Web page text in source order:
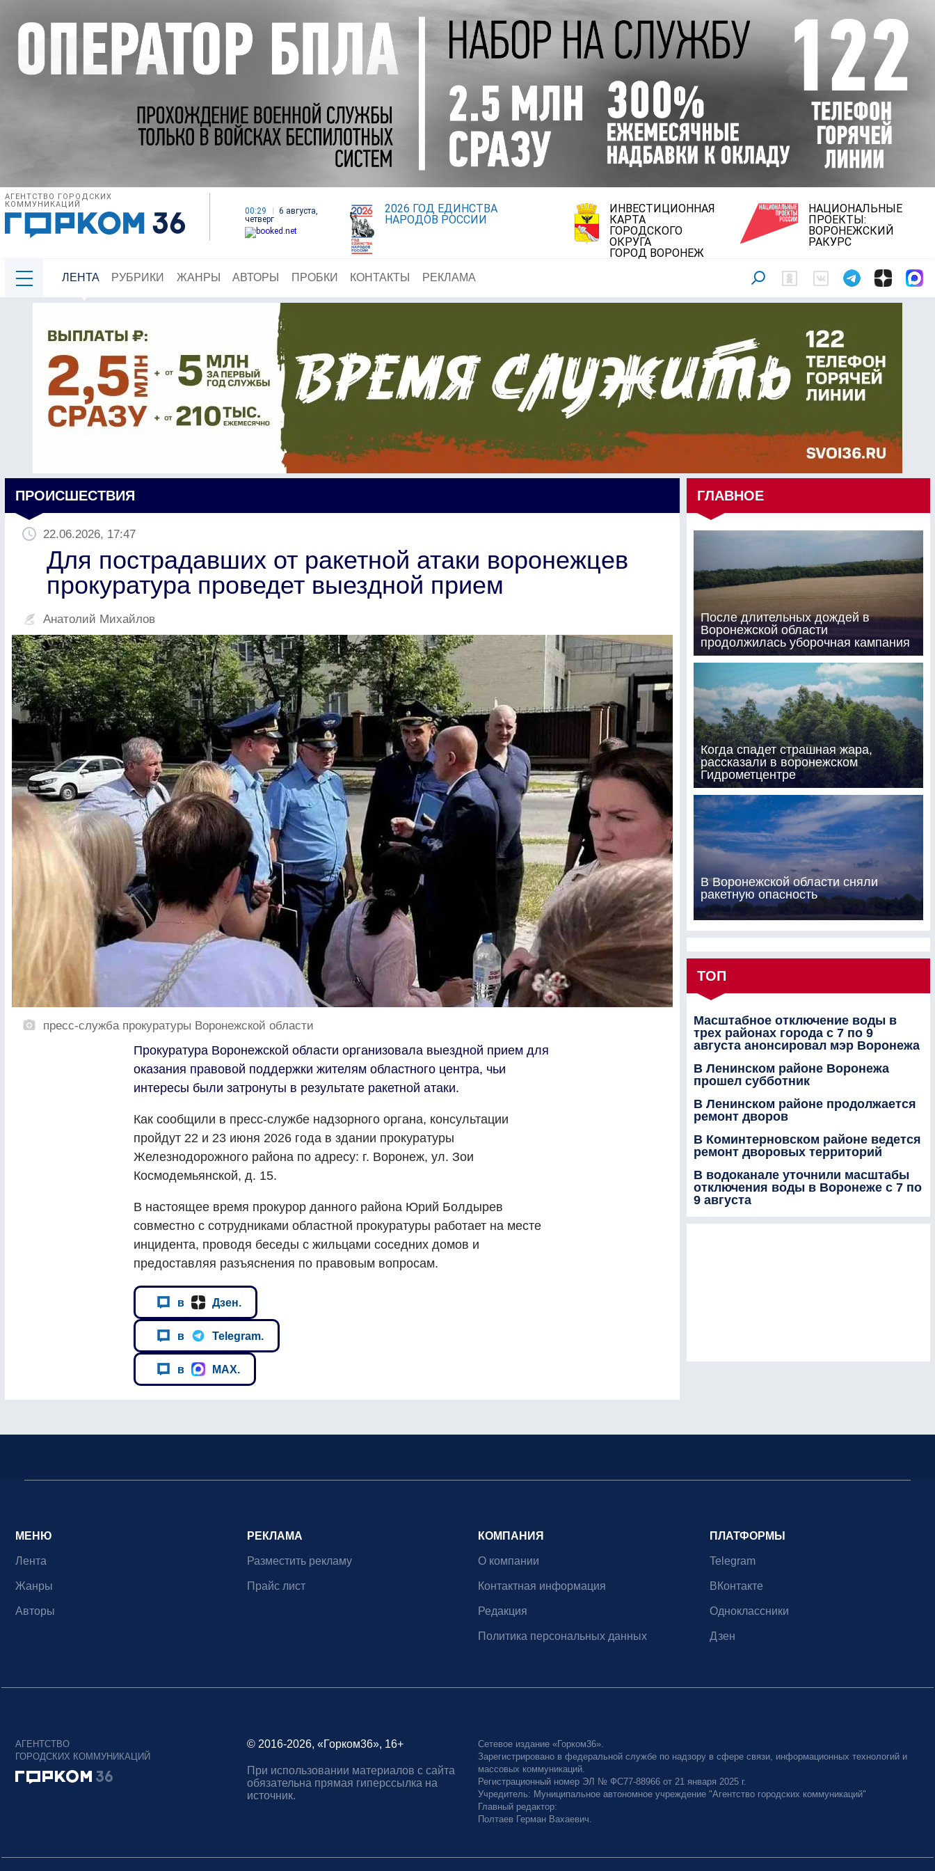
АГЕНТСТВО ГОРОДСКИХ
КОММУНИКАЦИЙ
00:29
6 августа,
четверг
2026 ГОД ЕДИНСТВА
НАРОДОВ РОССИИ
ИНВЕСТИЦИОННАЯ
КАРТА
ГОРОДСКОГО
ОКРУГА
ГОРОД ВОРОНЕЖ
НАЦИОНАЛЬНЫЕ
ПРОЕКТЫ:
ВОРОНЕЖСКИЙ
РАКУРС
ЛЕНТА РУБРИКИ ЖАНРЫ АВТОРЫ ПРОБКИ КОНТАКТЫ РЕКЛАМА
ПРОИСШЕСТВИЯ
22.06.2026, 17:47
Для пострадавших от ракетной атаки воронежцев
прокуратура проведет выездной прием
Анатолий Михайлов
пресс-служба прокуратуры Воронежской области
Прокуратура Воронежской области организовала выездной прием для
оказания правовой поддержки жителям областного центра, чьи
интересы были затронуты в результате ракетной атаки.
Как сообщили в пресс-службе надзорного органа, консультации
пройдут 22 и 23 июня 2026 года в здании прокуратуры
Железнодорожного района по адресу: г. Воронеж, ул. Зои
Космодемьянской, д. 15.
В настоящее время прокурор данного района Юрий Болдырев
совместно с сотрудниками областной прокуратуры работает на месте
инцидента, проводя беседы с жильцами соседних домов и
предоставляя разъяснения по правовым вопросам.
в Дзен.
в Telegram.
в MAX.
ГЛАВНОЕ
После длительных дождей в
Воронежской области
продолжилась уборочная кампания
Когда спадет страшная жара,
рассказали в воронежском
Гидрометцентре
В Воронежской области сняли
ракетную опасность
ТОП
Масштабное отключение воды в
трех районах города с 7 по 9
августа анонсировал мэр Воронежа
В Ленинском районе Воронежа
прошел субботник
В Ленинском районе продолжается
ремонт дворов
В Коминтерновском районе ведется
ремонт дворовых территорий
В водоканале уточнили масштабы
отключения воды в Воронеже с 7 по
9 августа
МЕНЮ
Лента
Жанры
Авторы
РЕКЛАМА
Разместить рекламу
Прайс лист
КОМПАНИЯ
О компании
Контактная информация
Редакция
Политика персональных данных
ПЛАТФОРМЫ
Telegram
ВКонтакте
Одноклассники
Дзен
АГЕНТСТВО
ГОРОДСКИХ КОММУНИКАЦИЙ
© 2016-2026, «Горком36», 16+
При использовании материалов с сайта
обязательна прямая гиперссылка на
источник.
Сетевое издание «Горком36».
Зарегистрировано в федеральной службе по надзору в сфере связи, информационных технологий и
массовых коммуникаций.
Регистрационный номер ЭЛ № ФС77-88966 от 21 января 2025 г.
Учредитель: Муниципальное автономное учреждение "Агентство городских коммуникаций"
Главный редактор:
Полтаев Герман Вахаевич.